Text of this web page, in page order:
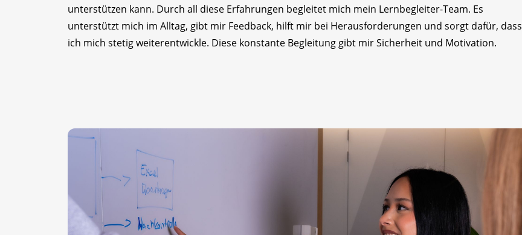
unterstützen kann. Durch all diese Erfahrungen begleitet mich mein Lern­begleiter-Team. Es
unterstützt mich im Alltag, gibt mir Feedback, hilft mir bei Herausforderungen und sorgt dafür, dass
ich mich stetig weiterentwickle. Diese konstante Begleitung gibt mir Sicherheit und Motivation.